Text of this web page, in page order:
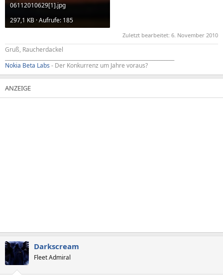
06112010629[1].jpg
297,1 KB · Aufrufe: 185
Zuletzt bearbeitet: 6. November 2010
Gruß, Raucherdackel
Nokia Beta Labs - Der Konkurrenz um Jahre voraus?
Darkscream
Fleet Admiral